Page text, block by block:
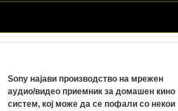
Sony најави производство на мрежен
аудио/видео приемник за домашен кино
систем, кој може да се пофали со некои